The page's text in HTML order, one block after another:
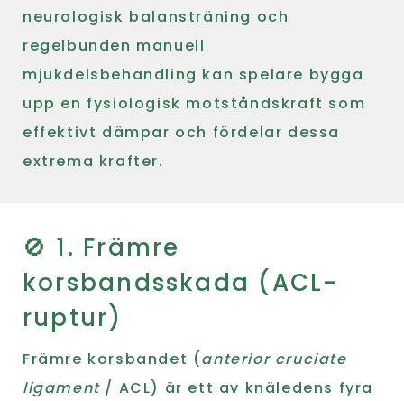
neurologisk balansträning och
regelbunden manuell
mjukdelsbehandling kan spelare bygga
upp en fysiologisk motståndskraft som
effektivt dämpar och fördelar dessa
extrema krafter.
🚫 1. Främre
korsbandsskada (ACL-
ruptur)
Främre korsbandet (anterior cruciate
ligament/ ACL) är ett av knäledens fyra